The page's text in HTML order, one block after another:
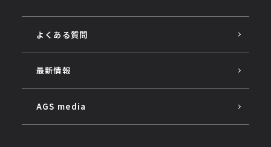
よくある質問
最新情報
AGS media